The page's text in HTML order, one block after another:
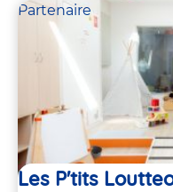
Partenaire
Les P'tits